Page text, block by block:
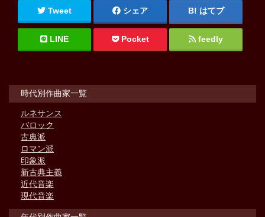
Tweet シェア はてブ
LINE Pocket feedly
時代別作曲家一覧
ルネサンス
バロック
古典派
ロマン派
印象派
新古典主義
近代音楽
現代音楽